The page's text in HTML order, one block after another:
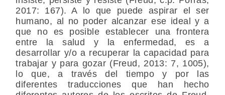
2017: 167). A lo que puede aspirar el ser
humano, al no poder alcanzar ese ideal y a
que no es posible establecer una frontera
entre la salud y la enfermedad, es a
desarrollar y/o a recuperar la capacidad para
trabajar y para gozar (Freud, 2013: 7, 1005),
lo que, a través del tiempo y por las
diferentes traducciones que han hecho